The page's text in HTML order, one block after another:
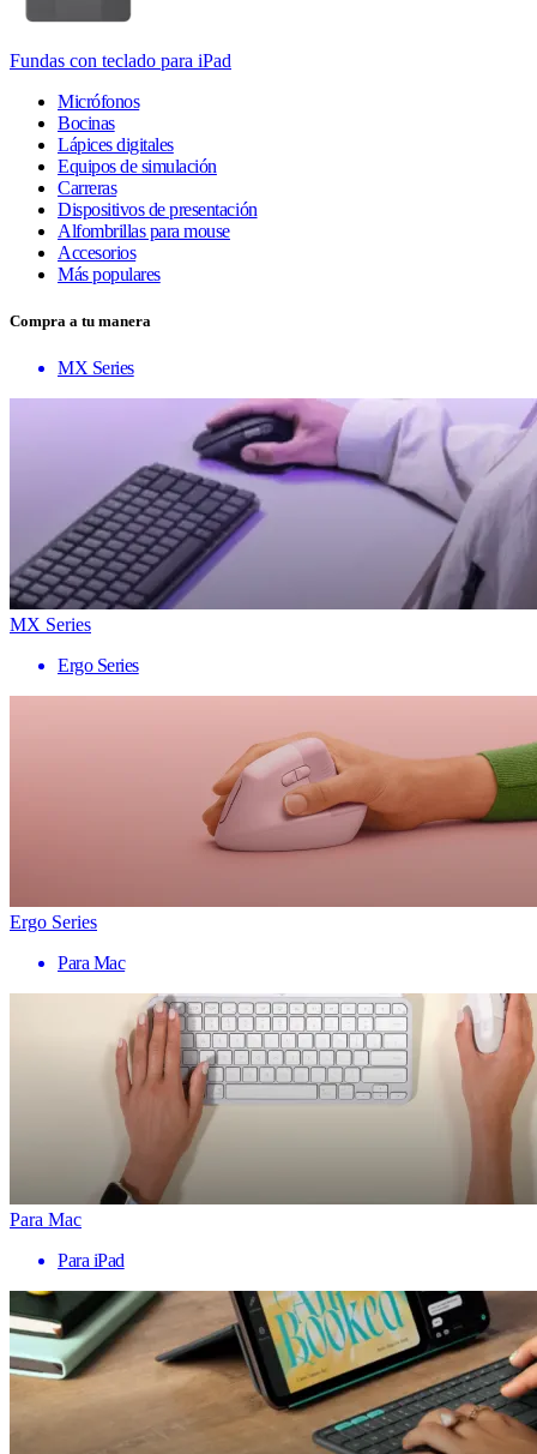
Fundas con teclado para iPad
Micrófonos
Bocinas
Lápices digitales
Equipos de simulación
Carreras
Dispositivos de presentación
Alfombrillas para mouse
Accesorios
Más populares
Compra a tu manera
MX Series
MX Series
Ergo Series
Ergo Series
Para Mac
Para Mac
Para iPad